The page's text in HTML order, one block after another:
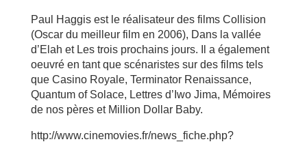
Paul Haggis est le réalisateur des films Collision
(Oscar du meilleur film en 2006), Dans la vallée
d’Elah et Les trois prochains jours. Il a également
oeuvré en tant que scénaristes sur des films tels
que Casino Royale, Terminator Renaissance,
Quantum of Solace, Lettres d’Iwo Jima, Mémoires
de nos pères et Million Dollar Baby.
http://www.cinemovies.fr/news_fiche.php?